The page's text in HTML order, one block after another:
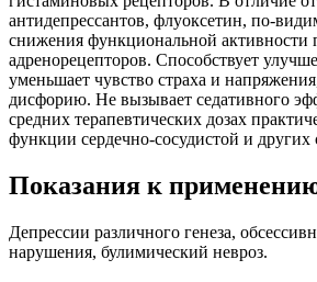
антидепрессантов, флуоксетин, по-
снижения функциональной активности
адренорецепторов. Способствует
уменьшает чувство страха и
дисфорию. Не вызывает седативного
средних терапевтических дозах
функции сердечно-сосудистой и других
Показания к
Депрессии различного генеза,
нарушения, булимический невроз.